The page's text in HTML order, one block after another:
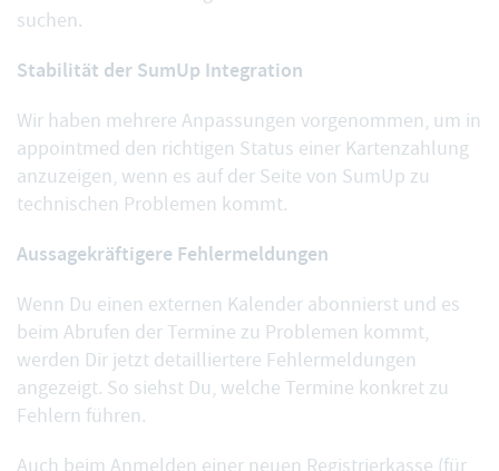
suchen.
Stabilität der SumUp Integration
Wir haben mehrere Anpassungen vorgenommen, um in
appointmed den richtigen Status einer Kartenzahlung
anzuzeigen, wenn es auf der Seite von SumUp zu
technischen Problemen kommt.
Aussagekräftigere Fehlermeldungen
Wenn Du einen externen Kalender abonnierst und es
beim Abrufen der Termine zu Problemen kommt,
werden Dir jetzt detailliertere Fehlermeldungen
angezeigt. So siehst Du, welche Termine konkret zu
Fehlern führen.